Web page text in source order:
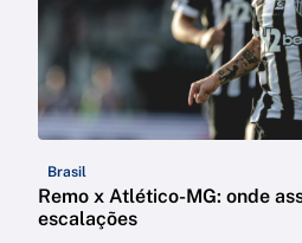
Brasil
Remo x Atlético-MG: onde
escalações